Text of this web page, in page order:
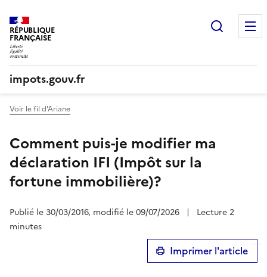
RÉPUBLIQUE
FRANÇAISE
impots.gouv.fr
Voir le fil d'Ariane
Comment puis-je modifier ma
déclaration IFI (Impôt sur la
fortune immobilière)?
Publié le 30/03/2016, modifié le 09/07/2026 |
Lecture 2
minutes
Imprimer l'article